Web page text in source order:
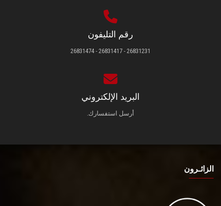
رقم التليفون
26831231 - 26831417 - 26831474
البريد الإلكتروني
أرسل استفسارك.
الزائـرون